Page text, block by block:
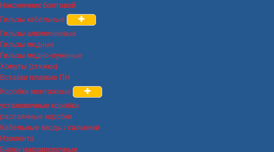
Наконечник болтовой
Гильзы кабельные
Гильзы алюминиевые
Гильзы медные
Гильзы медно-луженые
Хомуты (стяжки)
Вставки плавкие ПН
Коробки монтажные
установочные коробки
распаячные коробки
Кабельные вводы / сальники
Изолента
Бирки маркировочные